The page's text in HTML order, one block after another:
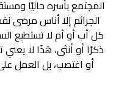
المجتمع بأسره حاليًا
الجرائم إلا أناس مرضى
كل أب أو أم لا تستطيع
ذكرًا أو أنثى، هَذَا لا
أو اغتصب، بل العمل